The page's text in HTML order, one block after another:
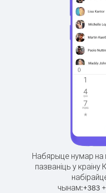
Набярыце нумар на
пазваніць у
чынам:+383 +